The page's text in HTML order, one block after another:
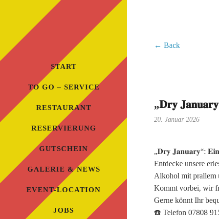
START
TO GO – SERVICE
RESTAURANT
RESERVIERUNG
GUTSCHEIN
GALERIE & NEWS
EVENT-LOCATION
JOBS
← Back
„𝐃𝐫𝐲
20. Januar 2026
„𝐃𝐫𝐲 𝐉𝐚𝐧𝐮𝐚𝐫𝐲“:
Entdecke unsere
Alkohol mit prallem
Kommt vorbei, wir
Gerne könnt Ihr
☎️ Telefon 07808